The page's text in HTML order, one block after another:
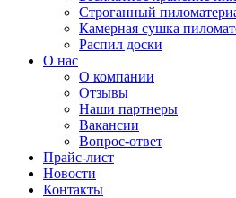
Строганный
Камерная сушка
Распил доски
О нас
О компании
Отзывы
Наши партнеры
Вакансии
Вопрос-ответ
Прайс-лист
Новости
Контакты